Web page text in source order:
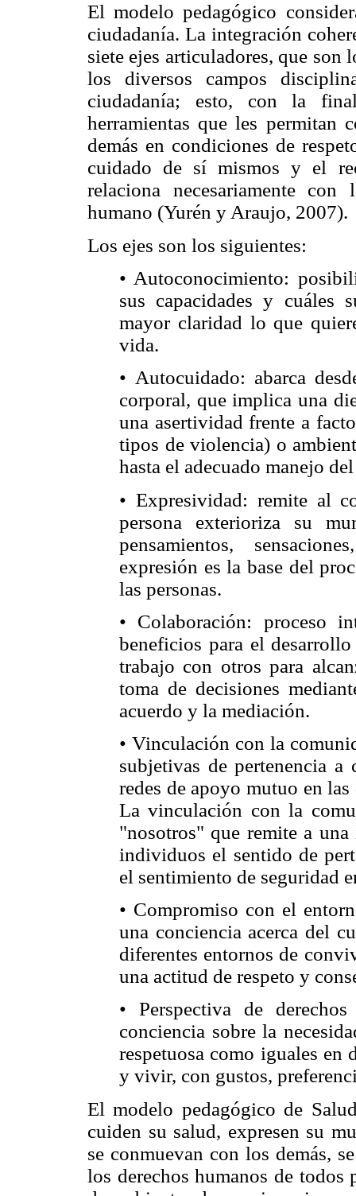
El modelo pedagógico
ciudadanía. La integración
siete ejes articuladores, que son
los diversos campos
ciudadanía; esto, con la
herramientas que les permitan
demás en condiciones de
cuidado de sí mismos y el
relaciona necesariamente
humano (Yurén y Araujo, 2007).
Los ejes son los siguientes:
• Autoconocimiento:
sus capacidades y cuáles
mayor claridad lo que
vida.
• Autocuidado: abarca
corporal, que implica una
una asertividad frente a
tipos de violencia) o
hasta el adecuado manejo
• Expresividad: remite al
persona exterioriza su
pensamientos,
expresión es la base del
las personas.
• Colaboración: proceso
beneficios para el
trabajo con otros para
toma de decisiones
acuerdo y la mediación.
• Vinculación con la
subjetivas de pertenencia
redes de apoyo mutuo en
La vinculación con la
"nosotros" que remite a
individuos el sentido de
el sentimiento de seguridad
• Compromiso con el
una conciencia acerca del
diferentes entornos de
una actitud de respeto y
• Perspectiva de
conciencia sobre la
respetuosa como iguales en
y vivir, con gustos,
El modelo pedagógico de
cuiden su salud, expresen su
se conmuevan con los demás,
los derechos humanos de